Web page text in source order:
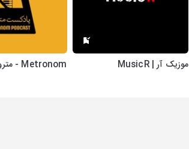
موزیک آر | MusicR Metronom - مترونوم